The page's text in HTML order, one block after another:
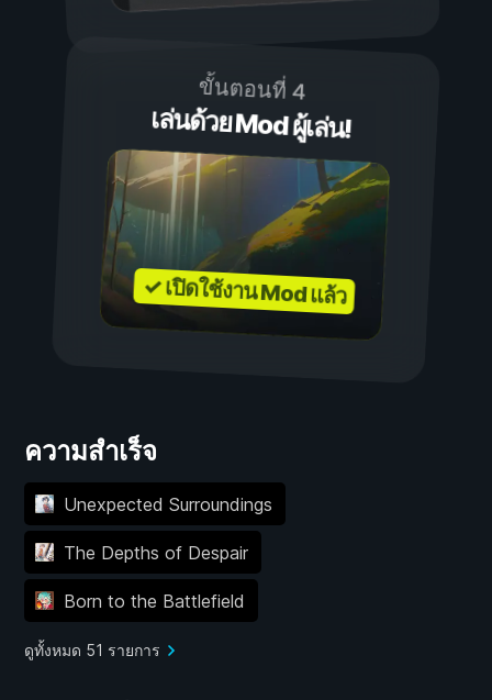
ขั้นตอนที่ 4
เล่นด้วย Mod ผู้เล่น!
✓ เปิดใช้งาน Mod แล้ว
ความสำเร็จ
Unexpected Surroundings
The Depths of Despair
Born to the Battlefield
ดูทั้งหมด 51 รายการ